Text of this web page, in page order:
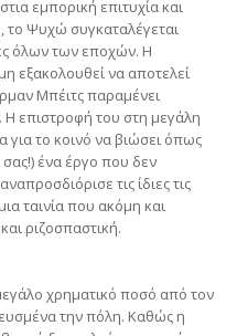
εμπορική επιτυχία και
το Ψυχώ συγκαταλέγεται
όλων των εποχών. Η
εξακολουθεί να αποτελεί
Μπέιτς παραμένει
επιστροφή του στη μεγάλη
για το κοινό να βιώσει όπως
ένα έργο που δεν
τις ίδιες τις
ταινία που ακόμη και
ριζοσπαστική.
χρηματικό ποσό από τον
την πόλη. Καθώς η